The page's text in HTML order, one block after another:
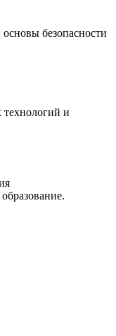
безопасности
и